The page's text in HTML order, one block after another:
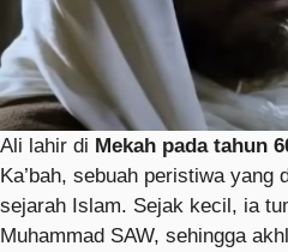
Ali lahir di Mekah pada tahun
Ka’bah, sebuah peristiwa yang
sejarah Islam. Sejak kecil, ia
Muhammad SAW, sehingga